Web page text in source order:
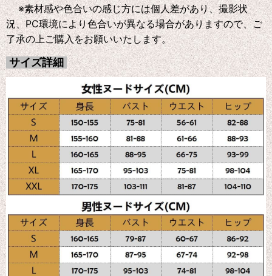
※素材感や色合いの感じ方には個人差があり、撮影状
況、PC環境により色合いが異なる場合がありますので、ご
了承の上ご購入をお願いいたします。
サイズ詳細